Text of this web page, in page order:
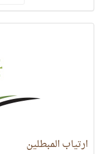
ارتياب المبطلين